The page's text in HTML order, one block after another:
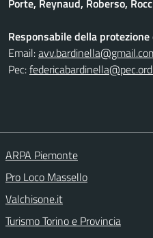
Responsabile della protezione
Email:
Pec:
Germanasca
e Pinerolo
ARPA Piemonte
Pro Loco Massello
Valchisone.it
Turismo Torino e Provincia